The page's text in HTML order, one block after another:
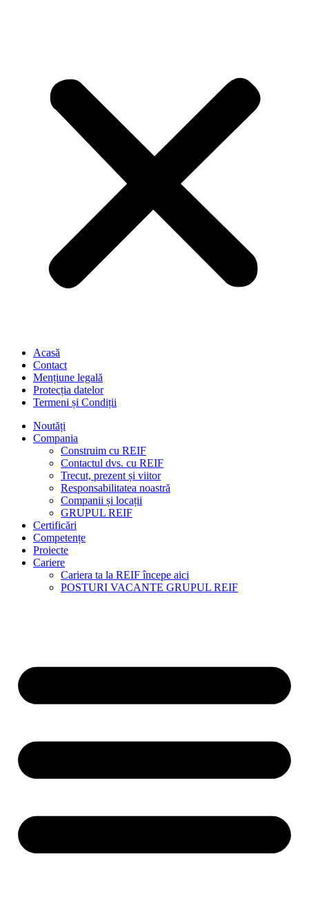
Acasă
Contact
Mențiune legală
Protecția datelor
Termeni și Condiții
Noutăți
Compania
Construim cu REIF
Contactul dvs. cu REIF
Trecut, prezent și viitor
Responsabilitatea noastră
Companii și locații
GRUPUL REIF
Certificări
Competențe
Proiecte
Cariere
Cariera ta la REIF începe aici
POSTURI VACANTE GRUPUL REIF